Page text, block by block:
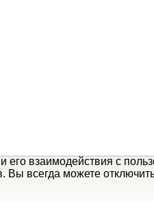
его взаимодействия с
Вы всегда можете